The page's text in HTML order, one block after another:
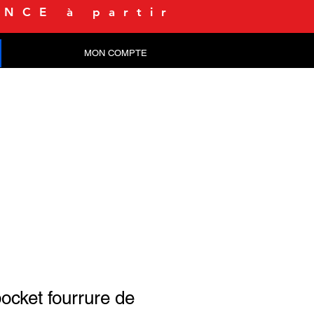
à partir
MON COMPTE
fourrure de